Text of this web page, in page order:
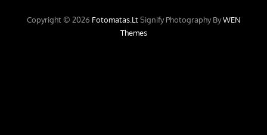
Copyright © 2026 Fotomatas.ltSignify Photography ByWEN
Themes